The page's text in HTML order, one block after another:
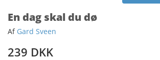
En dag skal du dø
Af Gard Sveen
239 DKK